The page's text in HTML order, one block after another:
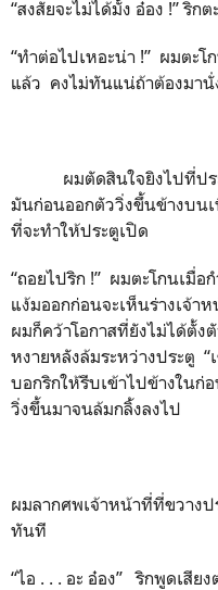
“สงสัยจะไม่ได้มั้ง อ๋อง !” ริกต
“ทำต่อไปเหอะน่า !” ผมตะ
แล้ว คงไม่ทันแน่ถ้าต้องมา
ผมตัดสินใจยิงไปที่ประตู
มันก่อนออกตัววิ่งขึ้นข้างบน
ที่จะทำให้ประตูเปิด
“ถอยไปริก !” ผมตะโกนเมื่อ
แง้มออกก่อนจะเห็นร่างเจ้
ผมก็คว้าโอกาสที่ยังไม่ได้ตั้
หงายหลังล้มระหว่างประตู “
บอกริกให้รีบเข้าไปข้างใน
วิ่งขึ้นมาจนล้มกลิ้งลงไป
ผมลากศพเจ้าหน้าที่ที่ขวางป
ทันที
“ไอ . . . อะ อ๋อง” ริกพูดเสีย